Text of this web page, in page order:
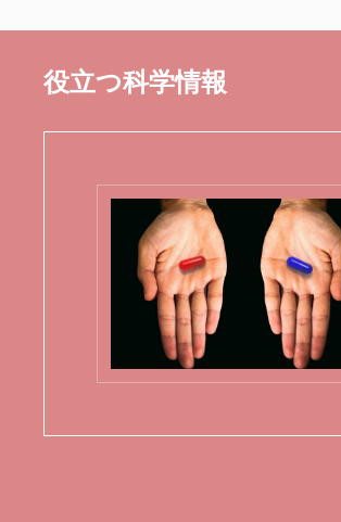
役立つ科学情報